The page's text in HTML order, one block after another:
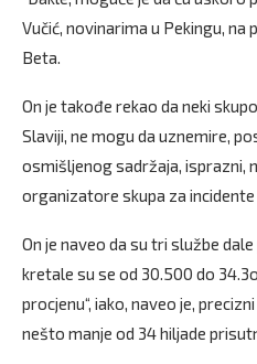
Vučić, novinarima u Pekingu,
Beta.
On je takođe rekao da neki
Slaviji, ne mogu da uznemire,
osmišljenog sadržaja, isprazni,
organizatore skupa za
On je naveo da su tri službe
kretale su se od 30.500 do
procjenu“, iako, naveo je,
nešto manje od 34 hiljade